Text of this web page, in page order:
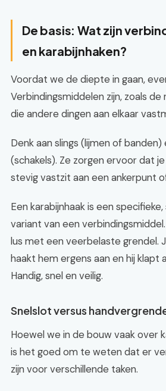
De basis: Wat zijn
en karabijnhaken?
Voordat we de diepte in gaan,
Verbindingsmiddelen zijn, zoals de
die andere dingen aan elkaar
Denk aan slings (lijmen of banden)
(schakels). Ze zorgen ervoor dat
stevig vastzit aan een ankerpunt
Een karabijnhaak is een
variant van een
lus met een veerbelaste grendel.
haakt hem ergens aan en hij klapt
Handig, snel en veilig.
Snelslot versus
Hoewel we in de bouw vaak over
is het goed om te weten dat er
zijn voor verschillende taken.